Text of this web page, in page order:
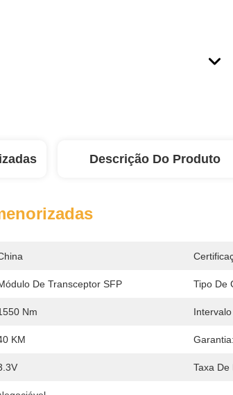
Descrição Do Produto
De Transceptor SFP Tipo De
Nm
KM Garantia:
Taxa De